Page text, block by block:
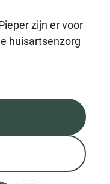
zijn er voor
huisartsenzorg